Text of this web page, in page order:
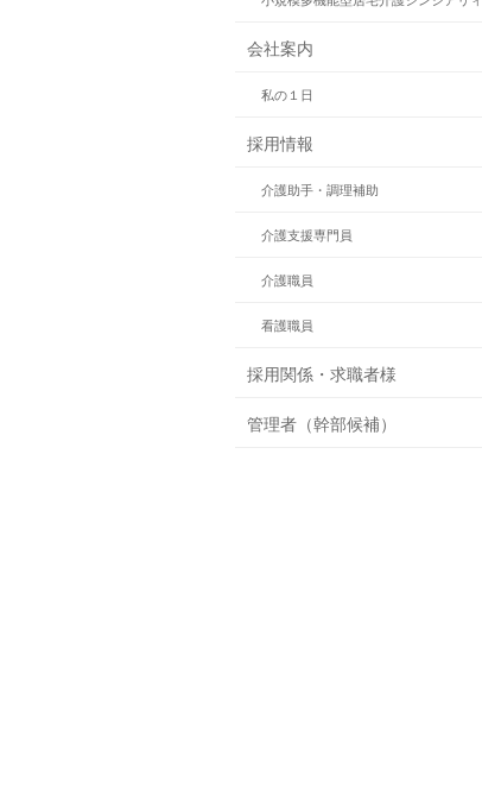
会社案内
私の１日
採用情報
介護助手・調理補助
介護支援専門員
介護職員
看護職員
採用関係・求職者様
管理者（幹部候補）